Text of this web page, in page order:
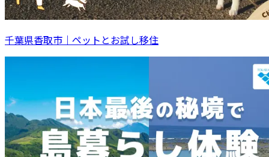
千葉県香取市｜ペットとお試し移住